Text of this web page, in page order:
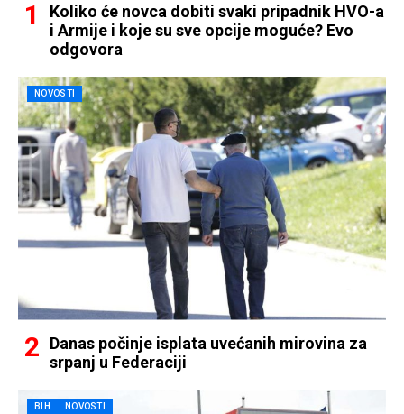
Koliko će novca dobiti svaki pripadnik HVO-a
i Armije i koje su sve opcije moguće? Evo
odgovora
NOVOSTI
Danas počinje isplata uvećanih mirovina za
srpanj u Federaciji
BIH NOVOSTI